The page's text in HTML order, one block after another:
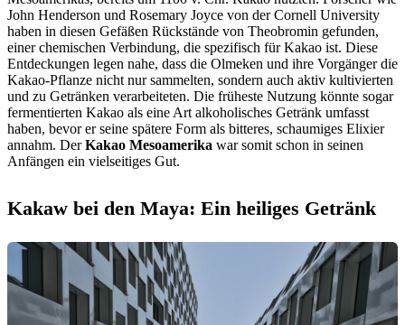
John Henderson und Rosemary Joyce von der Cornell University
haben in diesen Gefäßen Rückstände von Theobromin gefunden,
einer chemischen Verbindung, die spezifisch für Kakao ist. Diese
Entdeckungen legen nahe, dass die Olmeken und ihre Vorgänger die
Kakao-Pflanze nicht nur sammelten, sondern auch aktiv kultivierten
und zu Getränken verarbeiteten. Die früheste Nutzung könnte sogar
fermentierten Kakao als eine Art alkoholisches Getränk umfasst
haben, bevor er seine spätere Form als bitteres, schaumiges Elixier
annahm. DerKakao Mesoamerika war somit schon in seinen
Anfängen ein vielseitiges Gut.
Kakaw bei den Maya: Ein heiliges Getränk